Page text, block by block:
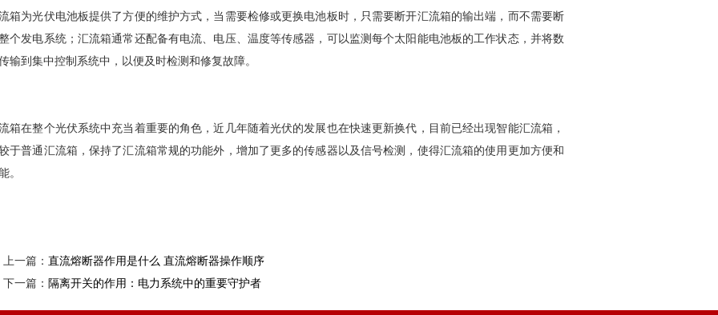
箱为光伏电池板提供了方便的维护方式，当需要检修或更换电池板时，只需要断开汇流箱的输出端，而不需要断
个发电系统；汇流箱通常还配备有电流、电压、温度等传感器，可以监测每个太阳能电池板的工作状态，并将数
输到集中控制系统中，以便及时检测和修复故障。
箱在整个光伏系统中充当着重要的角色，近几年随着光伏的发展也在快速更新换代，目前已经出现智能汇流箱，
于普通汇流箱，保持了汇流箱常规的功能外，增加了更多的传感器以及信号检测，使得汇流箱的使用更加方便和
。
上一篇： 直流熔断器作用是什么 直流熔断器操作顺序
下一篇： 隔离开关的作用：电力系统中的重要守护者